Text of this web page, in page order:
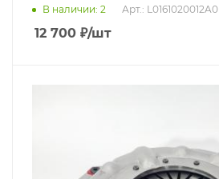
В наличии: 2 Арт.: L0161020012A0
12 700 ₽/шт